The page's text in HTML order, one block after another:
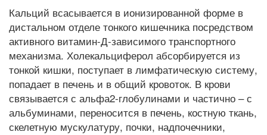
Кальций всасывается в ионизированной форме в
дистальном отделе тонкого кишечника посредством
активного витамин-Д-зависимого транспортного
механизма. Холекальциферол абсорбируется из
тонкой кишки, поступает в лимфатическую систему,
попадает в печень и в общий кровоток. В крови
связывается с альфа2-глобулинами и частично – с
альбуминами, переносится в печень, костную ткань,
скелетную мускулатуру, почки, надпочечники,